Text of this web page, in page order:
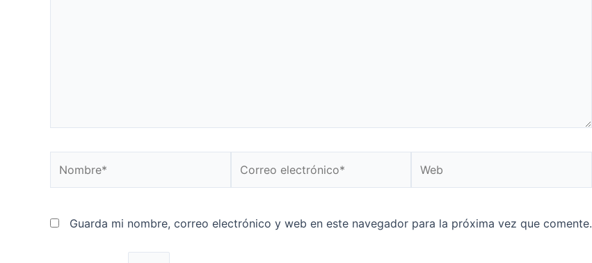
electrónico*
Guarda mi nombre, correo electrónico y web en este navegador para la próxima vez que comente.